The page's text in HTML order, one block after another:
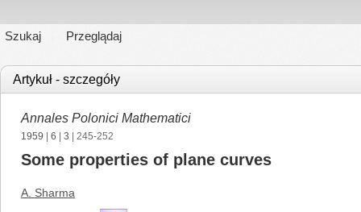
Szukaj Przeglądaj
Artykuł - szczegóły
Annales Polonici Mathematici
1959 6 3 | 245-252
Some properties of plane curves
A. Sharma